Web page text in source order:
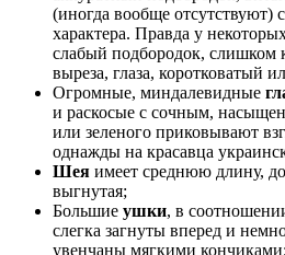
(иногда вообще отсутствуют)
характера. Правда у
слабый подбородок, слишком
выреза, глаза, коротковатый
Огромные, миндалевидные
и раскосые с сочным,
или зеленого приковывают
однажды на красавца
Шея имеет среднюю длину,
выгнутая;
Большие ушки, в
слегка загнуты вперед и
увенчаны мягкими